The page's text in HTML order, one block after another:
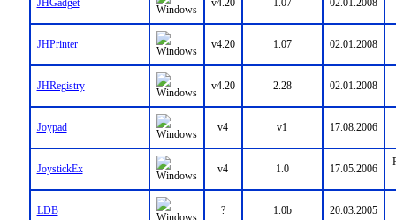
JHGadget v4.20 1.07 02.01.2008
JHPrinter v4.20 1.07 02.01.2008
JHRegistry v4.20 2.28 02.01.2008
Joypad v4 v1 17.08.2006
JoystickEx v4 1.0 17.05.2006
LDB ? 1.0b 20.03.2005